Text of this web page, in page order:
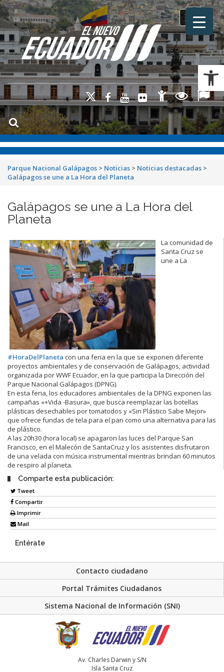
Toggle
Parque Nacional Galápagos > Noticias > Noticias destacadas >
Galápagos se une a La Hora del Planeta
Galápagos se une a La Hora del
Planeta
La comunidad de
Santa Cruz se
une a La
#HoraDelPlaneta con una feria en la que se exponen diferente
proyectos ambientales y de conservación de Galápagos, actividad
organizada por WWF Ecuador, en la que participa la Dirección del
Parque Nacional Galápagos (DPNG).
En esta feria, los educadores ambientales de la DPNG exponen las
campañas «+Vida -Basura», que busca reemplazar las botellas
plásticas desechables por tomatodos y «Sin Plástico Sabe Mejor»
que ofrece fundas de tela para el pan como una alternativa para las
de plástico.
A las 20h30 (hora local) se apagaron las luces del Parque San
Francisco, en el Malecón de SantaCruz y los asistentes disfrutaron
de una velada con música instrumental mientras brindan 60 minutos
de respiro al planeta.
Comparte esta publicación:
Tweet
Compartir
Imprimir
Mail
Entérate
Contacto ciudadano
Portal Trámites Ciudadanos
Sistema Nacional de Información (SNI)
Av. Charles Darwin y S/N
Isla Santa Cruz